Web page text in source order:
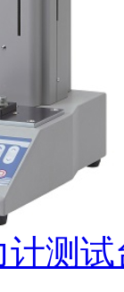
计测试